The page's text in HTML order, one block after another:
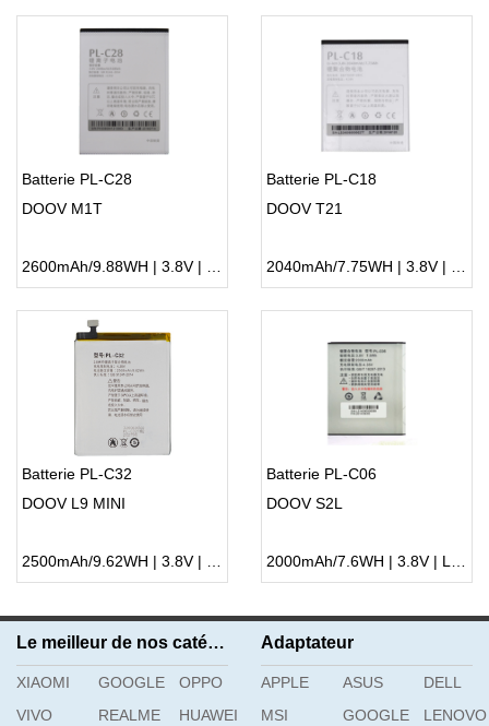
Batterie PL-C28
DOOV M1T
2600mAh/9.88WH | 3.8V | Li-ion ...
Batterie PL-C18
DOOV T21
2040mAh/7.75WH | 3.8V | Li-ion ...
Batterie PL-C32
DOOV L9 MINI
2500mAh/9.62WH | 3.8V | Li-ion ...
Batterie PL-C06
DOOV S2L
2000mAh/7.6WH | 3.8V | Li-ion ...
Le meilleur de nos catégories
XIAOMI GOOGLE
OPPO
VIVO
REALME
HUAWEI
Adaptateur
APPLE ASUS
DELL
MSI
GOOGLE
LENOVO